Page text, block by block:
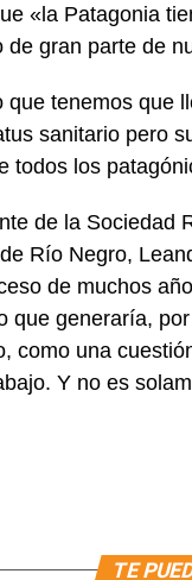
«la Patagonia
gran parte de
que tenemos que
sanitario pero
todos los
de la Sociedad
Río Negro,
de muchos
que generaría,
como una
Y no es
TE